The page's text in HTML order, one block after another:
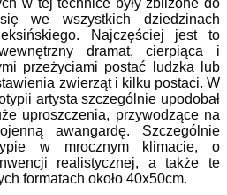
we wszystkich dziedzinach
Najczęściej jest to
dramat, cierpiąca i
przeżyciami postać ludzka lub
zwierząt i kilku postaci. W
artysta szczególnie upodobał
uproszczenia, przywodzące na
awangardę. Szczególnie
w mrocznym klimacie, o
realistycznej, a także te
formatach około 40x50cm.